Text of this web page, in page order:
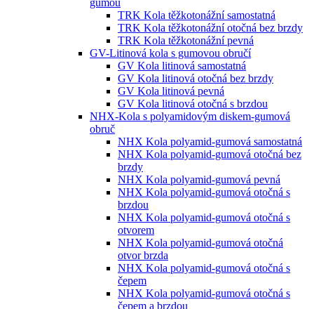
gumou
TRK Kola těžkotonážní samostatná
TRK Kola těžkotonážní otočná bez brzdy
TRK Kola těžkotonážní pevná
GV-Litinová kola s gumovou obručí
GV Kola litinová samostatná
GV Kola litinová otočná bez brzdy
GV Kola litinová pevná
GV Kola litinová otočná s brzdou
NHX-Kola s polyamidovým diskem-gumová
obruč
NHX Kola polyamid-gumová samostatná
NHX Kola polyamid-gumová otočná bez
brzdy
NHX Kola polyamid-gumová pevná
NHX Kola polyamid-gumová otočná s
brzdou
NHX Kola polyamid-gumová otočná s
otvorem
NHX Kola polyamid-gumová otočná
otvor brzda
NHX Kola polyamid-gumová otočná s
čepem
NHX Kola polyamid-gumová otočná s
čepem a brzdou